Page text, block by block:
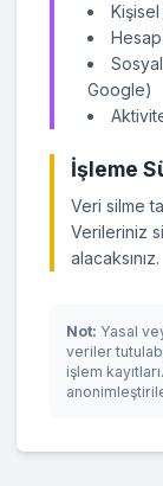
Google)
İşleme
Veri silme
Verileriniz
alacaksınız.
Not: Yasal
veriler
işlem